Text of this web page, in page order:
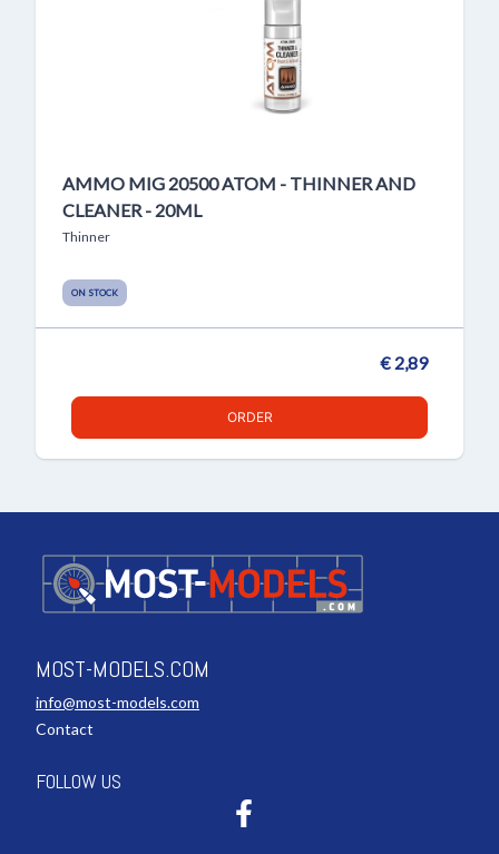
AMMO MIG 20500 ATOM - THINNER AND
CLEANER - 20ML
Thinner
ON STOCK
€ 2,89
ORDER
MOST-MODELS.COM
info@most-models.com
Contact
FOLLOW US